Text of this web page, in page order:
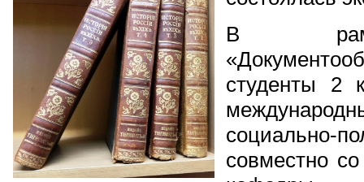
В
студенты 2
совместно